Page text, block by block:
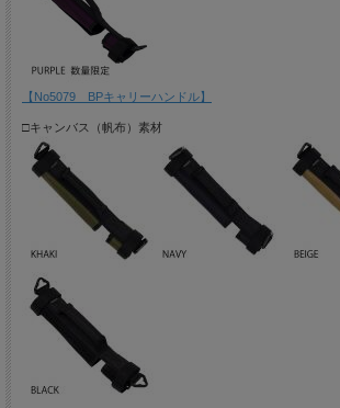
【No5079 BPキャリーハンドル】
□キャンバス（帆布）素材